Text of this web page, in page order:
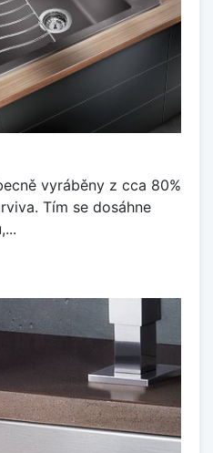
vyráběny z cca 80%
Tím se dosáhne